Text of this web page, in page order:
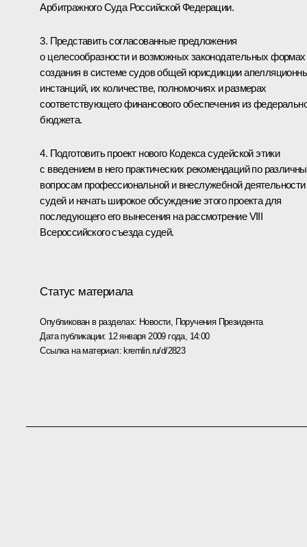
Арбитражного Суда Российской Федерации.
3. Представить согласованные предложения
о целесообразности и возможных законодательных формах
создания в системе судов общей юрисдикции
инстанций, их количестве, полномочиях и размерах
соответствующего финансового обеспечения из
бюджета.
4. Подготовить проект нового Кодекса судейской этики
с введением в него практических рекомендаций по
вопросам профессиональной и внеслужебной деятельности
судей и начать широкое обсуждение этого проекта для
последующего его вынесения на рассмотрение VIII
Всероссийского съезда судей.
Статус материала
Опубликован в разделах: Новости, Поручения Президента
Дата публикации: 12 января 2009 года, 14:00
Ссылка на материал: kremlin.ru/d/2823